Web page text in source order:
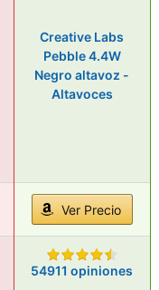
Creative Labs
Pebble 4.4W
Negro altavoz -
Altavoces
Ver Precio
54911 opiniones